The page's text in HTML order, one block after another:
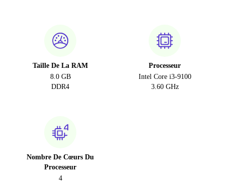
Taille De La RAM
8.0 GB
DDR4
Processeur
Intel Core i3-9100
3.60 GHz
Nombre De Cœurs Du
Processeur
4